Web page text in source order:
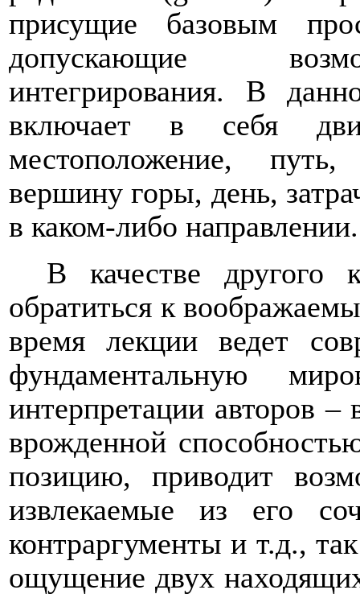
присущие базовым
допускающие
интегрирования. В
включает в себя
местоположение,
вершину горы, день,
в каком-либо направлении.
В качестве другого
обратиться к
время лекции ведет
фундаментальную
интерпретации авторов –
врожденной
позицию, приводит
извлекаемые из его
контраргументы и т.д.,
ощущение двух